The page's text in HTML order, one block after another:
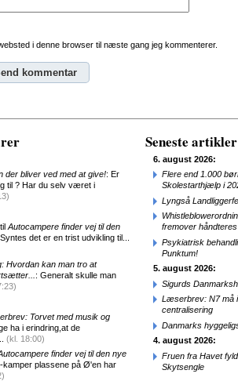
i denne browser til næste gang jeg kommenterer.
der bliver ved med at give!: Er
til ? Har du selv været i
Autocampere finder vej til den
det er en trist udvikling til...
Hvordan kan man tro at
: Generalt skulle man
Torvet med musik og
ha i erindring,at de
(kl. 18:00)
finder vej til den nye
kamper plassene på Ø'en har
Seneste artikler
6. august 2026:
Flere end 1.000
Skolestarthjælp i
Lyngså
fremover
Psykiatrisk
Punktum!
5. august 2026:
Sigurds
Læserbrev: N7 må
centralisering
Danmarks
4. august 2026:
Fruen fra Havet
Skytsengle